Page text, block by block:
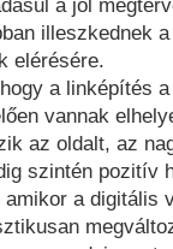
a jól
illeszkednek
elérésére.
a linképítés
vannak
az oldalt, az
szintén pozitív
a digitális